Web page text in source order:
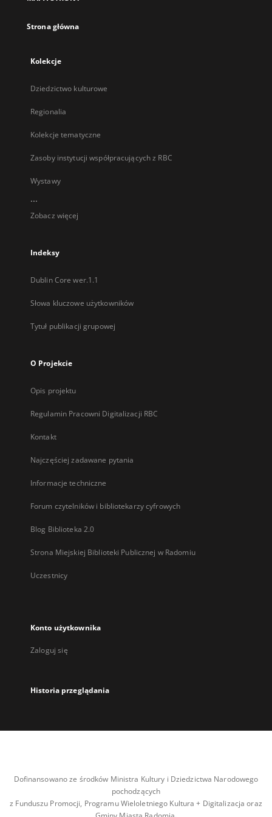
Strona główna
Kolekcje
Dziedzictwo kulturowe
Regionalia
Kolekcje tematyczne
Zasoby instytucji współpracujących z RBC
Wystawy
...
Zobacz więcej
Indeksy
Dublin Core wer.1.1
Słowa kluczowe użytkowników
Tytuł publikacji grupowej
O Projekcie
Opis projektu
Regulamin Pracowni Digitalizacji RBC
Kontakt
Najczęściej zadawane pytania
Informacje techniczne
Forum czytelników i bibliotekarzy cyfrowych
Blog Biblioteka 2.0
Strona Miejskiej Biblioteki Publicznej w Radomiu
Uczestnicy
Konto użytkownika
Zaloguj się
Historia przeglądania
Dofinansowano ze środków Ministra Kultury i Dziedzictwa Narodowego
pochodzących
z Funduszu Promocji, Programu Wieloletniego Kultura + Digitalizacja oraz